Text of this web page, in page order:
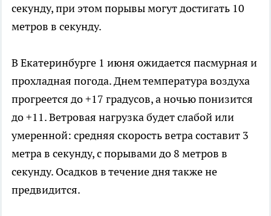
секунду, при этом порывы могут достигать 10
метров в секунду.
В Екатеринбурге 1 июня ожидается пасмурная и
прохладная погода. Днем температура воздуха
прогреется до +17 градусов, а ночью понизится
до +11. Ветровая нагрузка будет слабой или
умеренной: средняя скорость ветра составит 3
метра в секунду, с порывами до 8 метров в
секунду. Осадков в течение дня также не
предвидится.